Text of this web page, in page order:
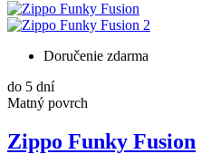
Doručenie zdarma
do 5 dní
Matný povrch
Zippo Funky Fusion